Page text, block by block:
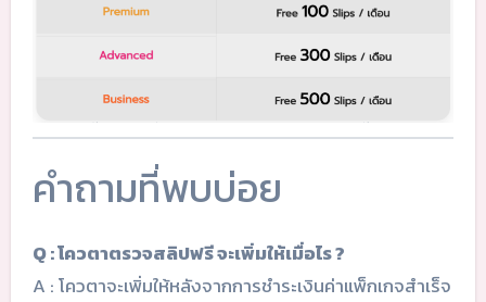
คำถามที่พบบ่อย
Q : โควตาตรวจสลิปฟรี จะเพิ่มให้เมื่อไร ?
A : โควตาจะเพิ่มให้หลังจากการชำระเงินค่าแพ็กเกจสำเร็จ